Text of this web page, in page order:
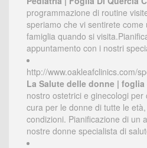
programmazione di routine
speriamo che vi sentirete
famiglia quando si
appuntamento con i nostri
http://www.oakleafclinics.com/
La Salute delle donne |
nostro ostetrici e ginecologi per
cura per le donne di tutte le
condizioni. Pianificazione di un
nostre donne specialista di